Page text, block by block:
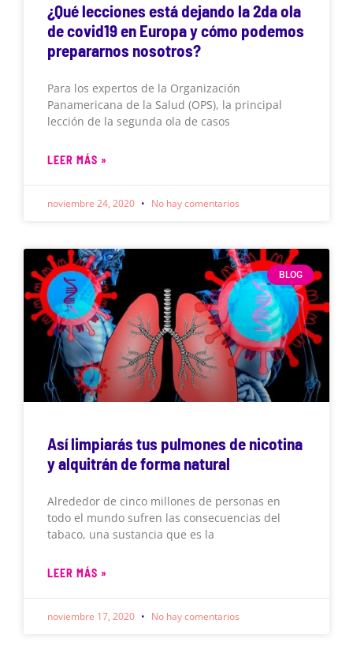
¿Qué lecciones está dejando la 2da ola
de covid19 en Europa y cómo podemos
prepararnos nosotros?
Para los expertos de la Organización
Panamericana de la Salud (OPS), la principal
lección de la segunda ola de casos
LEER MÁS »
noviembre 24, 2020 No hay comentarios
BLOG
Así limpiarás tus pulmones de nicotina
y alquitrán de forma natural
Alrededor de cinco millones de personas en
todo el mundo sufren las consecuencias del
tabaco, una sustancia que es la
LEER MÁS »
noviembre 17, 2020 No hay comentarios